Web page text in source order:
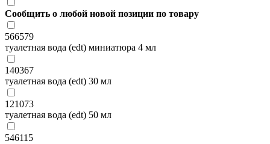
Сообщить о любой новой позиции по товару
566579
туалетная вода (edt) миниатюра 4 мл
140367
туалетная вода (edt) 30 мл
121073
туалетная вода (edt) 50 мл
546115